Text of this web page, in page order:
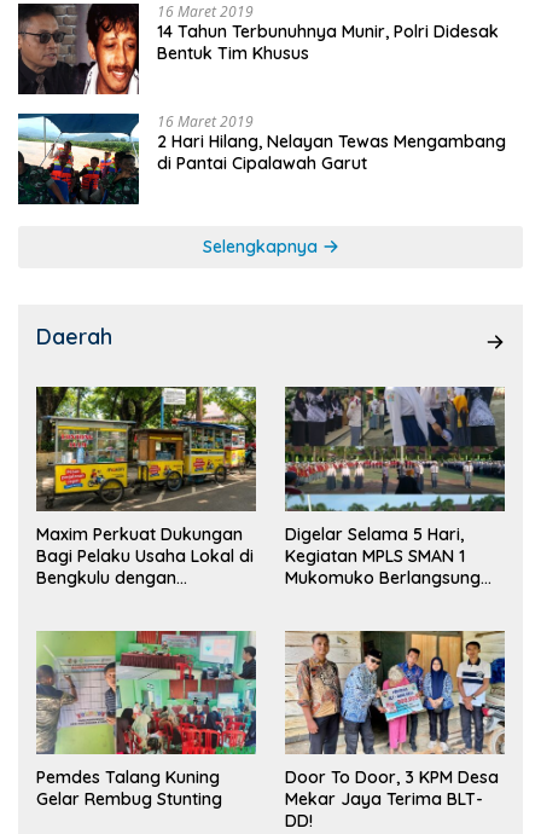
16 Maret 2019
14 Tahun Terbunuhnya Munir, Polri Didesak
Bentuk Tim Khusus
16 Maret 2019
2 Hari Hilang, Nelayan Tewas Mengambang
di Pantai Cipalawah Garut
Selengkapnya
Daerah
Maxim Perkuat Dukungan
Bagi Pelaku Usaha Lokal di
Bengkulu dengan
Pasar
Digelar Selama 5 Hari,
Kegiatan MPLS SMAN 1
Mukomuko Berlangsung
Pemdes Talang Kuning
Gelar Rembug Stunting
Door To Door, 3 KPM Desa
Mekar Jaya Terima BLT-
DD!